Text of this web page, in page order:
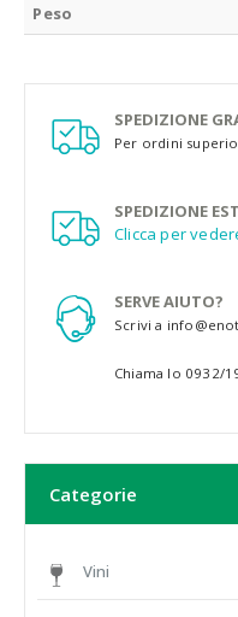
Peso
SPEDIZIONE
Per ordini
SPEDIZIONE
Clicca per
SERVE AIUTO?
Scrivi a
Chiama lo 0932/
Categorie
Vini